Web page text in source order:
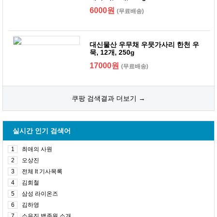
6000원(무료배송)
대신물산 우무채 우뭇가사리 한천 우
묵, 12개, 250g
17000원(무료배송)
쿠팡 검색결과 더보기 →
실시간 인기 검색어
1
최애의 사원
2
오상진
3
전체 lt 기사목록
4
김희철
5
삼성 라이온즈
6
김하영